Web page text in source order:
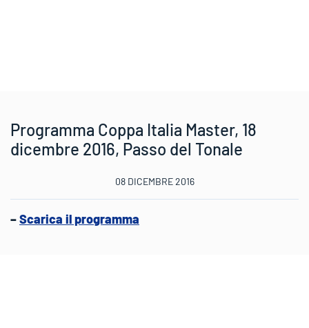
Programma Coppa Italia Master, 18
dicembre 2016, Passo del Tonale
08 DICEMBRE 2016
–Scarica il programma